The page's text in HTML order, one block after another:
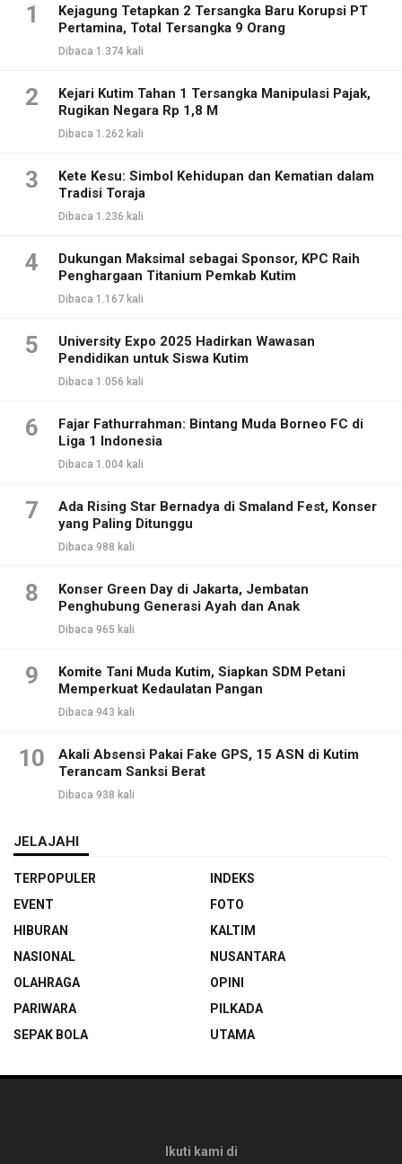
1
Kejagung Tetapkan 2 Tersangka Baru Korupsi PT
Pertamina, Total Tersangka 9 Orang
Dibaca 1.374 kali
2
Kejari Kutim Tahan 1 Tersangka Manipulasi Pajak,
Rugikan Negara Rp 1,8 M
Dibaca 1.262 kali
3
Kete Kesu: Simbol Kehidupan dan Kematian dalam
Tradisi Toraja
Dibaca 1.236 kali
4
Dukungan Maksimal sebagai Sponsor, KPC Raih
Penghargaan Titanium Pemkab Kutim
Dibaca 1.167 kali
5
University Expo 2025 Hadirkan Wawasan
Pendidikan untuk Siswa Kutim
Dibaca 1.056 kali
6
Fajar Fathurrahman: Bintang Muda Borneo FC di
Liga 1 Indonesia
Dibaca 1.004 kali
7
Ada Rising Star Bernadya di Smaland Fest, Konser
yang Paling Ditunggu
Dibaca 988 kali
8
Konser Green Day di Jakarta, Jembatan
Penghubung Generasi Ayah dan Anak
Dibaca 965 kali
9
Komite Tani Muda Kutim, Siapkan SDM Petani
Memperkuat Kedaulatan Pangan
Dibaca 943 kali
10
Akali Absensi Pakai Fake GPS, 15 ASN di Kutim
Terancam Sanksi Berat
Dibaca 938 kali
JELAJAHI
TERPOPULER
INDEKS
EVENT
FOTO
HIBURAN
KALTIM
NASIONAL
NUSANTARA
OLAHRAGA
OPINI
PARIWARA
PILKADA
SEPAK BOLA
UTAMA
Ikuti kami di